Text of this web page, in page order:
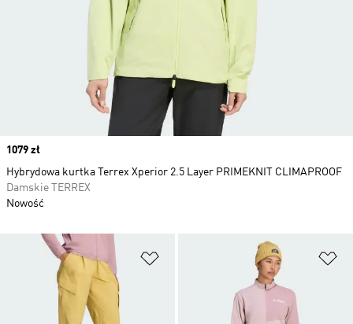
Dodaj do listy życzeń
Price
1079 zł
Hybrydowa kurtka Terrex Xperior 2.5 Layer PRIMEKNIT CLIMAPROOF
Damskie TERREX
Nowość